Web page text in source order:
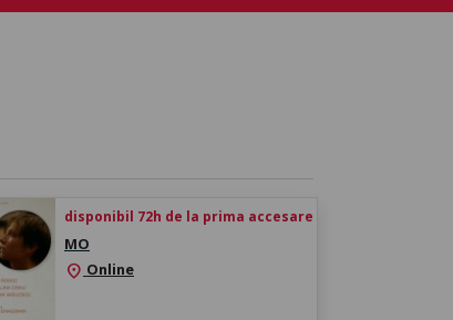
disponibil 72h de la prima accesare
MO
location_on Online